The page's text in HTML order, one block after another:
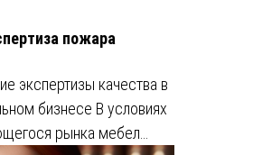
пожара
экспертизы качества в
бизнесе В условиях
рынка мебел…